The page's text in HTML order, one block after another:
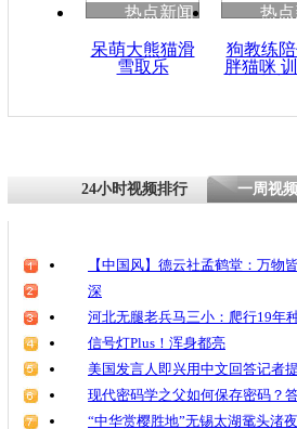
热点新闻
呆萌大熊猫滑
雪取乐
热点
狗教练
胖猫咪
24小时视频排行 一周视
【中国风】德云社孟鹤堂：万物
深
河北无腿老兵马三小：爬行19年
信号灯Plus！浑身都亮
美国发言人即兴用中文回答记者
现代密码学之父如何保存密码？
“中华赏樱胜地”无锡太湖鼋头渚